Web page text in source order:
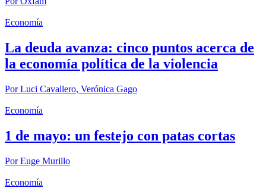
Economía
La deuda avanza: cinco puntos acerca de
la economía política de la violencia
PorLuci Cavallero, Verónica Gago
Economía
1 de mayo: un festejo con patas cortas
PorEuge Murillo
Economía